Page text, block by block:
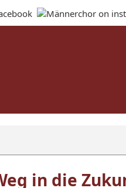
in die